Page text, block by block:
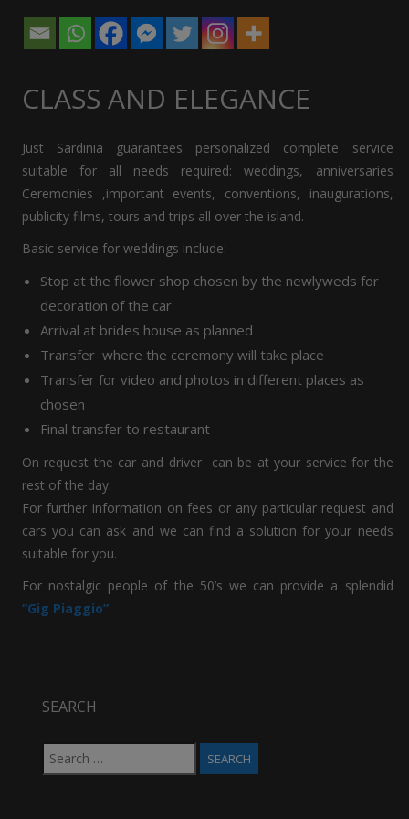
CLASS AND ELEGANCE
Just Sardinia guarantees personalized complete service
suitable for all needs required: weddings, anniversaries
Ceremonies ,important events, conventions, inaugurations,
publicity films, tours and trips all over the island.
Basic service for weddings include:
Stop at the flower shop chosen by the newlyweds for
decoration of the car
Arrival at brides house as planned
Transfer where the ceremony will take place
Transfer for video and photos in different places as
chosen
Final transfer to restaurant
On request the car and driver can be at your service for the
rest of the day.
For further information on fees or any particular request and
cars you can ask and we can find a solution for your needs
suitable for you.
For nostalgic people of the 50’s we can provide a splendid
“Gig Piaggio”
SEARCH
Search
for: